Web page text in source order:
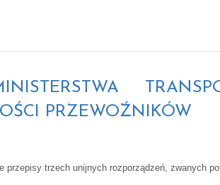
PRZEWOŹNIKÓW
przepisy trzech unijnych rozporządzeń, zwanych